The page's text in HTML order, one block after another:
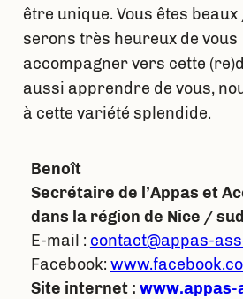
être unique. Vous êtes
serons très heureux de vous
accompagner vers cette
aussi apprendre de vous,
à cette variété splendide.
Benoît
Secrétaire de l’Appas et
dans la région de Nice /
E-mail : contact@appas-
Facebook:
Site internet :